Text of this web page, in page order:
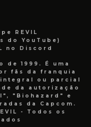
REVIL
do YouTube)
no Discord
de 1999. É uma
fãs da franquia
ou parcial
da autorização
"Biohazard" e
da Capcom.
- Todos os